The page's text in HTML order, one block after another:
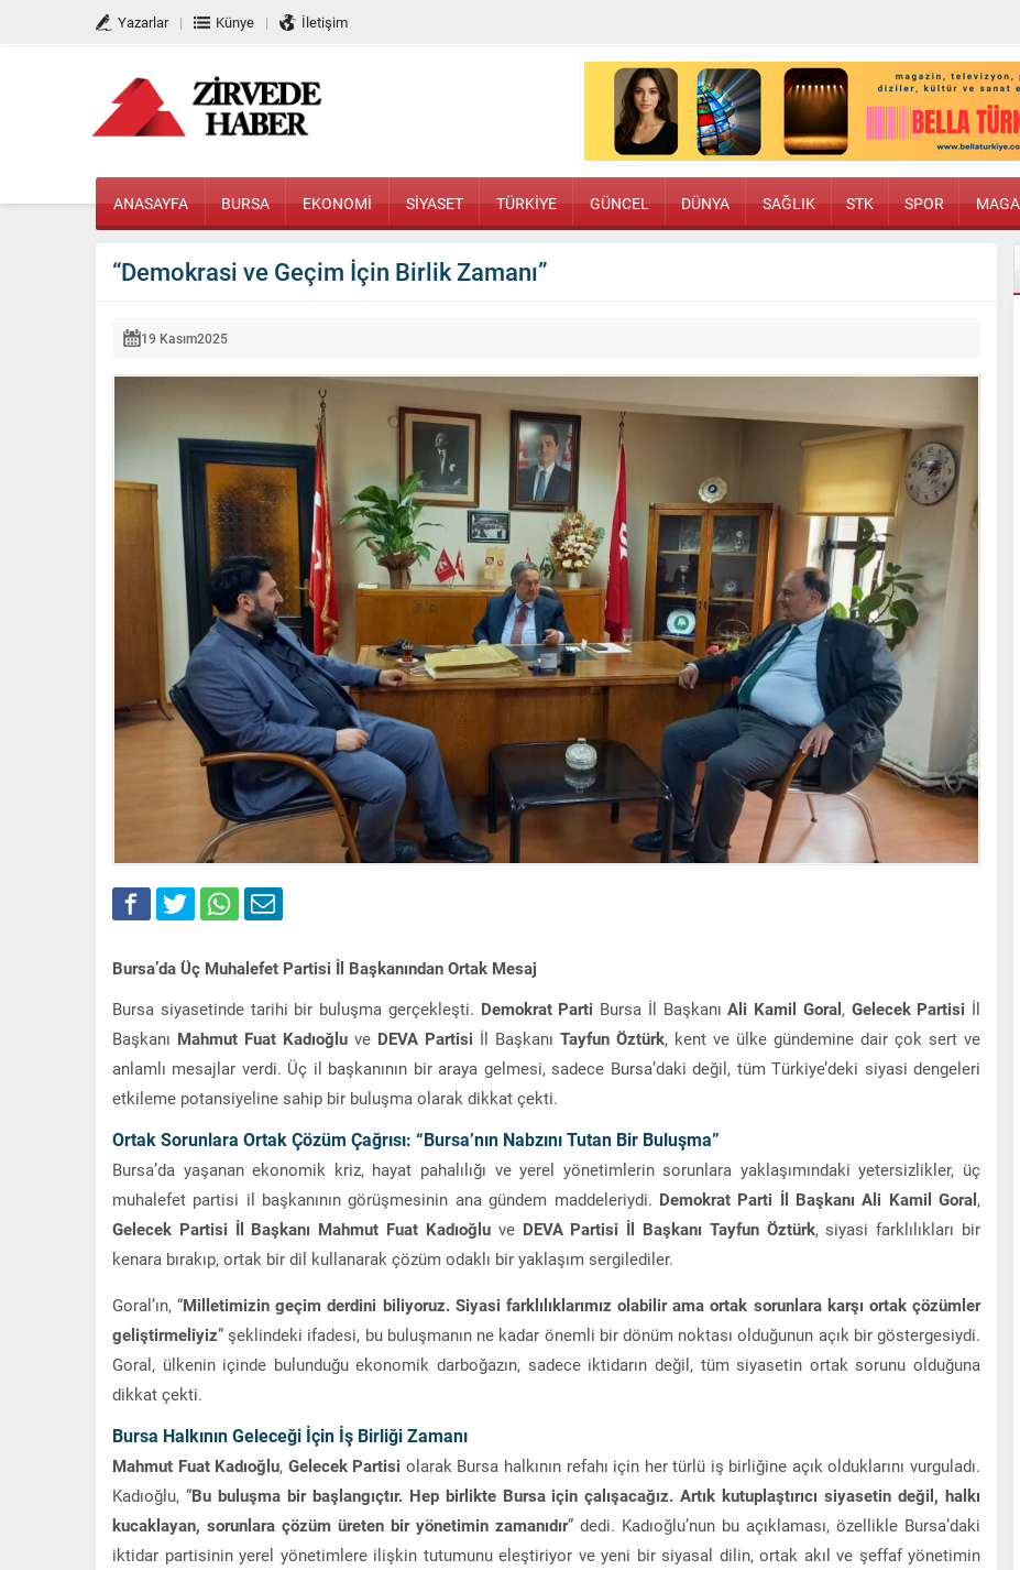
Yazarlar Künye İletişim
ANASAYFA BURSA EKONOMİ SİYASET TÜRKİYE GÜNCEL DÜNYA SAĞLIK STK SPOR
“Demokrasi ve Geçim İçin Birlik Zamanı”
19 Kasım2025
Bursa’da Üç Muhalefet Partisi İl Başkanından Ortak Mesaj
Bursa siyasetinde tarihi bir buluşma gerçekleşti. Demokrat Parti Bursa İl BaşkanıAli Kamil Goral, Gelecek Partisi İl
Başkanı Mahmut Fuat Kadıoğlu ve DEVA Partisi İl Başkanı Tayfun Öztürk, kent ve ülke gündemine dair çok sert ve
anlamlı mesajlar verdi. Üç il başkanının bir araya gelmesi, sadece Bursa’daki değil, tüm Türkiye’deki siyasi dengeleri
etkileme potansiyeline sahip bir buluşma olarak dikkat çekti.
Ortak Sorunlara Ortak Çözüm Çağrısı: “Bursa’nın Nabzını Tutan Bir Buluşma”
Bursa’da yaşanan ekonomik kriz, hayat pahalılığı ve yerel yönetimlerin sorunlara yaklaşımındaki yetersizlikler, üç
muhalefet partisi il başkanının görüşmesinin ana gündem maddeleriydi. Demokrat Parti İl Başkanı Ali Kamil Goral,
Gelecek Partisi İl Başkanı Mahmut Fuat Kadıoğluve DEVA Partisi İl Başkanı Tayfun Öztürk, siyasi farklılıkları bir
kenara bırakıp, ortak bir dil kullanarak çözüm odaklı bir yaklaşım sergilediler.
Goral’ın, “Milletimizin geçim derdini biliyoruz. Siyasi farklılıklarımız olabilir ama ortak sorunlara karşı ortak çözümler
geliştirmeliyiz” şeklindeki ifadesi, bu buluşmanın ne kadar önemli bir dönüm noktası olduğunun açık bir göstergesiydi.
Goral, ülkenin içinde bulunduğu ekonomik darboğazın, sadece iktidarın değil, tüm siyasetin ortak sorunu olduğuna
dikkat çekti.
Bursa Halkının Geleceği İçin İş Birliği Zamanı
Mahmut Fuat Kadıoğlu, Gelecek Partisi olarak Bursa halkının refahı için her türlü iş birliğine açık olduklarını vurguladı.
Kadıoğlu, “Bu buluşma bir başlangıçtır. Hep birlikte Bursa için çalışacağız. Artık kutuplaştırıcı siyasetin değil, halkı
kucaklayan, sorunlara çözüm üreten bir yönetimin zamanıdır” dedi. Kadıoğlu’nun bu açıklaması, özellikle Bursa’daki
iktidar partisinin yerel yönetimlere ilişkin tutumunu eleştiriyor ve yeni bir siyasal dilin, ortak akıl ve şeffaf yönetimin